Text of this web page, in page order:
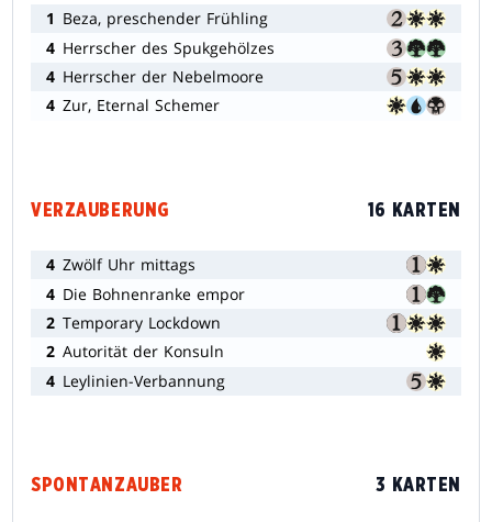
1 Beza, preschender Frühling
4 Herrscher des Spukgehölzes
4 Herrscher der Nebelmoore
4 Zur, Eternal Schemer
VERZAUBERUNG 16 KARTEN
4 Zwölf Uhr mittags
4 Die Bohnenranke empor
2 Temporary Lockdown
2 Autorität der Konsuln
4 Leylinien-Verbannung
SPONTANZAUBER 3 KARTEN